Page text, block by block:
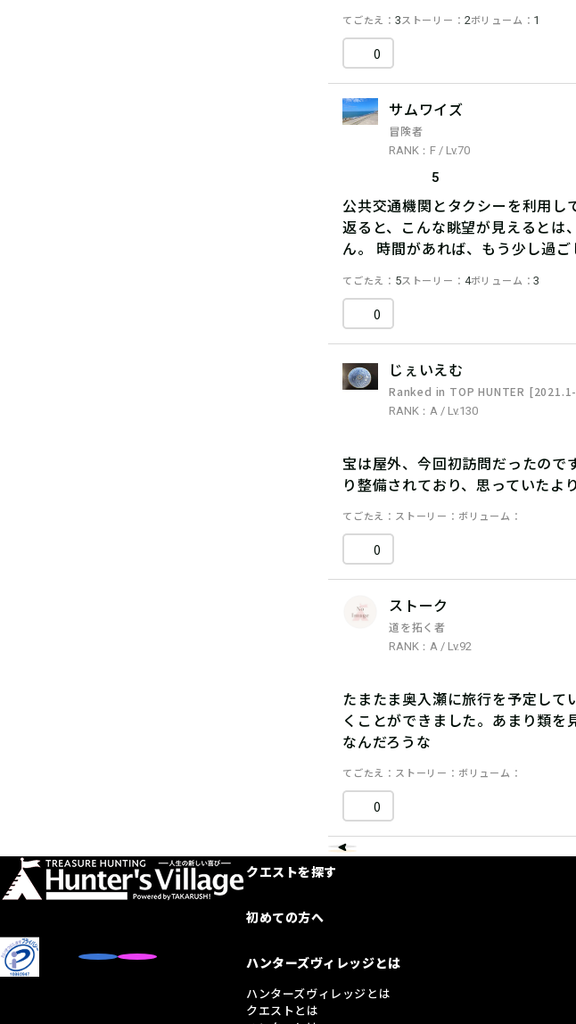
てごたえ 3 ストーリー 2ボリューム 1
0
サムワイズ
冒険者
RANK：F / Lv.70
5
公共交通機関とタクシーを利用し
返ると、こんな眺望が見えるとは
ん。 時間があれば、もう少し過ご
てごたえ 5ストーリー 4ボリューム 3
0
じぇいえむ
Ranked in TOP HUNTER
RANK：A / Lv.130
宝は屋外、今回初訪問だったの
り整備されており、思っていたよ
てごたえ ストーリー ボリューム
0
ストーク
道を拓く者
RANK：A / Lv.92
たまたま奥入瀬に旅行を予定し
くことができました。あまり類
なんだろうな
てごたえ ストーリー ボリューム
0
クエストを探す
初めての方へ
ハンターズヴィレッジとは
ハンターズヴィレッジとは
クエストとは